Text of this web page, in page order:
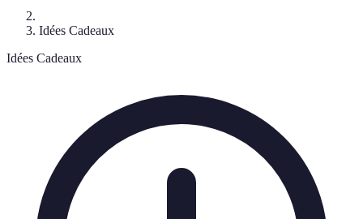
Idées Cadeaux
Idées Cadeaux